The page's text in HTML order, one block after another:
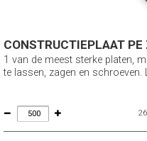
CONSTRUCTIEPLAAT PE
1 van de meest sterke platen,
te lassen, zagen en schroeven.